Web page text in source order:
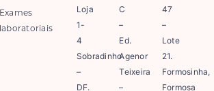
Exames
laboratoriais
Loja
1-
4
Sobradinho
–
DF.
C
–
Ed.
Agenor
Teixeira
–
47
–
Lote
21.
Formosinha,
Formosa